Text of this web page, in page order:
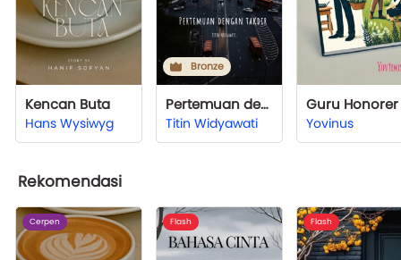
Kencan Buta
Hans Wysiwyg
Bronze
Pertemuan dengan Takdir
Titin Widyawati Yovinus
Rekomendasi
Cerpen Flash Flash